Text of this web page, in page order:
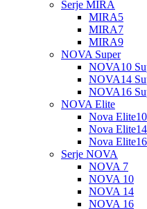
Serje MIRA
MIRA5
MIRA7
MIRA9
NOVA Super
NOVA10
NOVA14
NOVA16
NOVA Elite
Nova Elite10
Nova Elite14
Nova Elite16
Serje NOVA
NOVA 7
NOVA 10
NOVA 14
NOVA 16